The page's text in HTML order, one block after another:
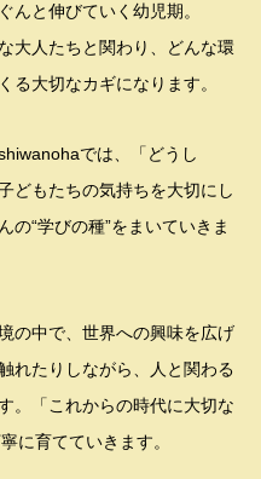
んと伸びていく幼児期。
大人たちと関わり、どんな環
る大切なカギになります。
では、「どうし
どもたちの気持ちを大切にし
の“学びの種”をまいていきま
の中で、世界への興味を広げ
れたりしながら、人と関わる
。「これからの時代に大切な
に育てていきます。